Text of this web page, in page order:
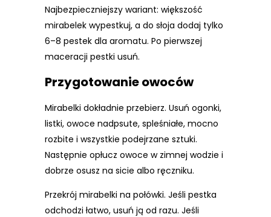
Najbezpieczniejszy wariant: większość
mirabelek wypestkuj, a do słoja dodaj tylko
6–8 pestek dla aromatu. Po pierwszej
maceracji pestki usuń.
Przygotowanie owoców
Mirabelki dokładnie przebierz. Usuń ogonki,
listki, owoce nadpsute, spleśniałe, mocno
rozbite i wszystkie podejrzane sztuki.
Następnie opłucz owoce w zimnej wodzie i
dobrze osusz na sicie albo ręczniku.
Przekrój mirabelki na połówki. Jeśli pestka
odchodzi łatwo, usuń ją od razu. Jeśli